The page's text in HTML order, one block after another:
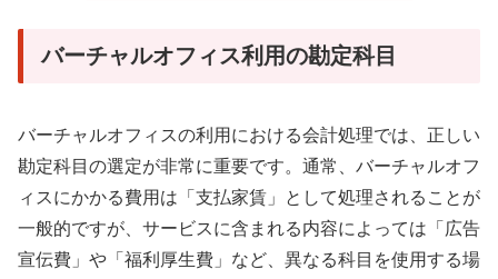
バーチャルオフィス利用の勘定科目
バーチャルオフィスの利用における会計処理では、正しい
勘定科目の選定が非常に重要です。通常、バーチャルオフ
ィスにかかる費用は「支払家賃」として処理されることが
一般的ですが、サービスに含まれる内容によっては「広告
宣伝費」や「福利厚生費」など、異なる科目を使用する場